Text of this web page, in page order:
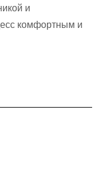
и
комфортным и